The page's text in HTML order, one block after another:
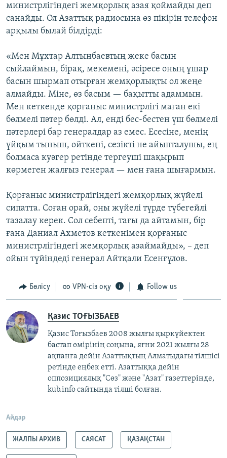
министрлігіндегі жемқорлық азая қоймайды деп
санайды. Ол Азаттық радиосына өз пікірін телефон
арқылы былай білдірді:
«Мен Мұхтар Алтынбаевтың жеке басын
сыйлаймын, бірақ, мекемені, әсіресе оның ұшар
басын шырмап отырған жемқорлықты ол жеңе
алмайды. Міне, өз басым — бақытты адаммын.
Мен кеткенде қорғаныс министрлігі маған екі
бөлмелі пәтер бөлді. Ал, енді бес-бестен үш бөлмелі
пәтерлері бар генералдар аз емес. Есесіне, менің
ұйқым тыныш, өйткені, сезікті не айыпталушы, ең
болмаса куәгер ретінде тергеуші шақырып
көрмеген жалғыз генерал — мен ғана шығармын.
Қорғаныс министрлігіндегі жемқорлық жүйелі
сипатта. Соған орай, оны жүйелі түрде түбегейлі
тазалау керек. Сол себепті, тағы да айтамын, бір
ғана Даниал Ахметов кеткенімен қорғаныс
министрлігіндегі жемқорлық азаймайды», – деп
ойын түйіндеді генерал Айтқали Есенғұлов.
Бөлісу VPN-сіз оқу Follow us
Қазис ТОҒЫЗБАЕВ
Қазис Тоғызбаев 2008 жылғы қыркүйектен
бастап өмірінің соңына, яғни 2021 жылғы 28
ақпанға дейін Азаттықтың Алматыдағы тілшісі
ретінде еңбек етті. Азаттыққа дейін
оппозициялық "Сөз" және "Азат" газеттерінде,
kub.info сайтында тілші болған.
Айдар
ЖАЛПЫ АРХИВ САЯСАТ ҚАЗАҚСТАН